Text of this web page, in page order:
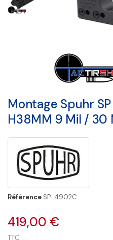
Montage Spuhr
H38MM 9 Mil / 30
Référence SP-4902C
419,00 €
TTC